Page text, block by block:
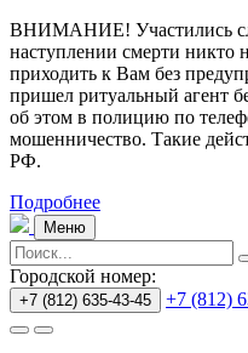
ВНИМАНИЕ! Участились
наступлении смерти никто
приходить к Вам без
пришел ритуальный агент
об этом в полицию по
мошенничество. Такие
РФ.
Подробнее
Меню
Городской номер:
+7 (812) 635-43-45 +7 (812)